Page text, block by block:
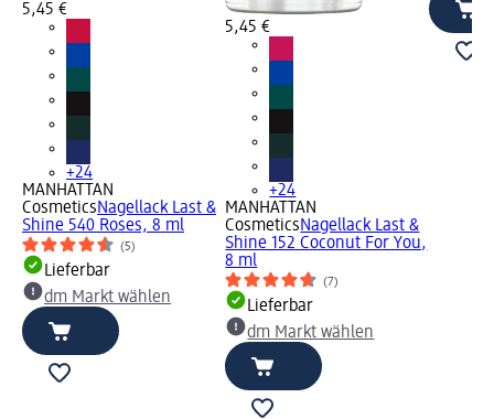
5,45 €
+24
MANHATTAN
CosmeticsNagellack Last &
Shine 540 Roses, 8 ml
(5)
Lieferbar
dm Markt wählen
5,45 €
+24
MANHATTAN
CosmeticsNagellack Last &
Shine 152 Coconut For You,
8 ml
(7)
Lieferbar
dm Markt wählen